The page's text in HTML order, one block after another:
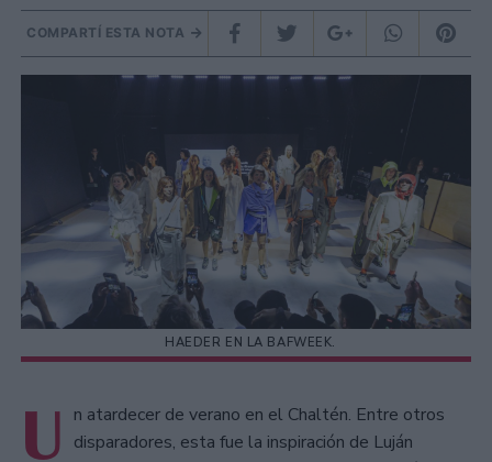
COMPARTÍ ESTA NOTA
HAEDER EN LA BAFWEEK.
U n atardecer de verano en el Chaltén. Entre otros
disparadores, esta fue la inspiración de Luján